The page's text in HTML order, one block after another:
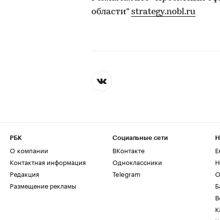
области" strategy.nobl.ru
РБК
О компании
Контактная информация
Редакция
Размещение рекламы
Социальные сети
ВКонтакте
Одноклассники
Telegram